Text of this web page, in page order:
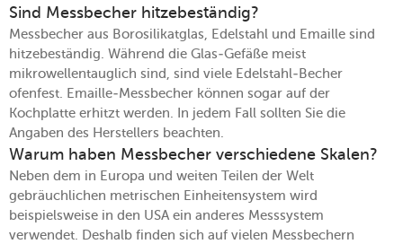
Sind Messbecher hitzebeständig?
Messbecher aus Borosilikatglas, Edelstahl und Emaille sind
hitzebeständig. Während die Glas-Gefäße meist
mikrowellentauglich sind, sind viele Edelstahl-Becher
ofenfest. Emaille-Messbecher können sogar auf der
Kochplatte erhitzt werden. In jedem Fall sollten Sie die
Angaben des Herstellers beachten.
Warum haben Messbecher verschiedene Skalen?
Neben dem in Europa und weiten Teilen der Welt
gebräuchlichen metrischen Einheitensystem wird
beispielsweise in den USA ein anderes Messsystem
verwendet. Deshalb finden sich auf vielen Messbechern